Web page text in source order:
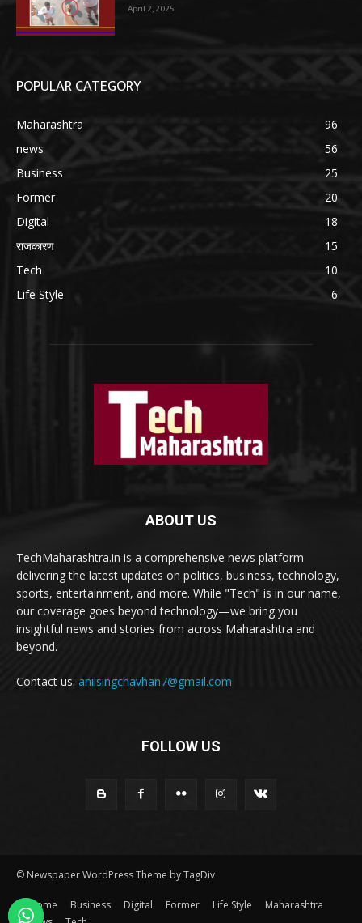
April 2, 2025
POPULAR CATEGORY
Maharashtra
96
news
56
Business
25
Former
20
Digital
18
राजकारण
15
Tech
10
Life Style
6
ABOUT US
TechMaharashtra.in is a comprehensive news platform
delivering the latest updates on politics, business, technology,
sports, entertainment, and more. While "Tech" is in our name,
our coverage goes beyond technology—we bring you
insightful news and stories from across Maharashtra and
beyond.
Contact us: anilsingchavhan7@gmail.com
FOLLOW US
© Newspaper WordPress Theme by TagDiv
Home Business Digital Former Life Style
Maharashtra